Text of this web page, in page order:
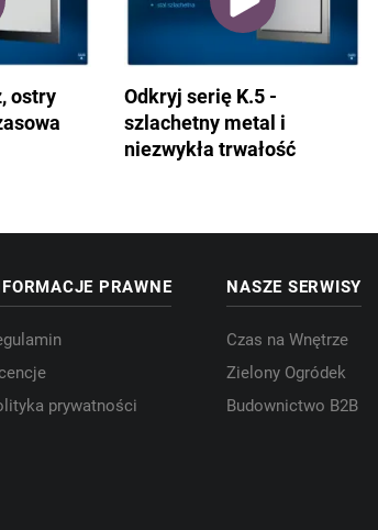
ostry
Odkryj serię K.5 -
szlachetny metal i
niezwykła trwałość
PRAWNE
prywatności
NASZE SERWISY
Czas na Wnętrze
Zielony Ogródek
Budownictwo B2B